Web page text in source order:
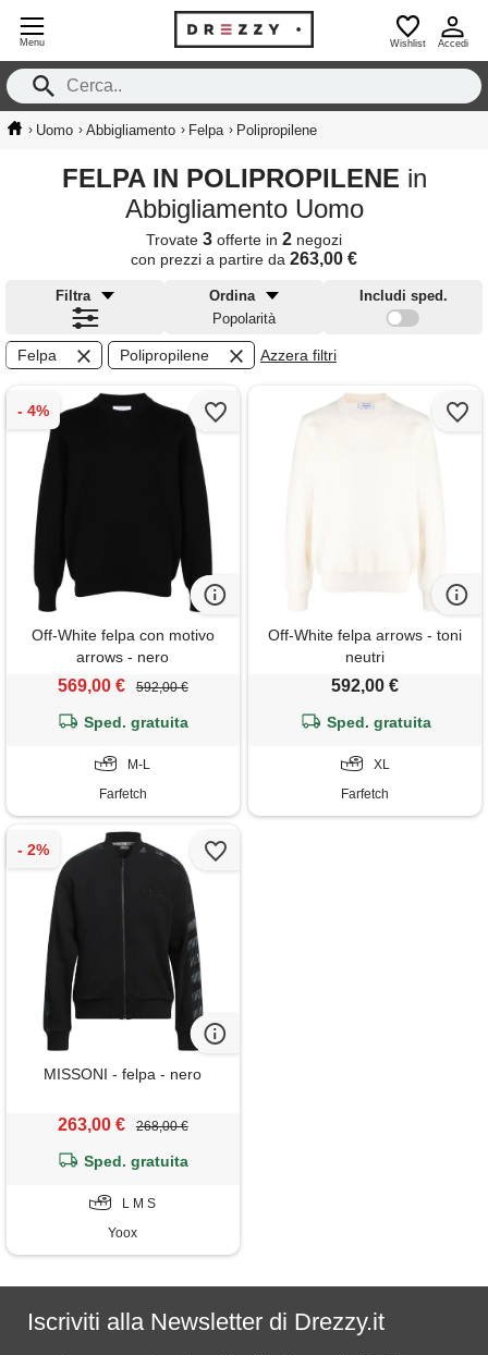
Menu Wishlist Accedi
› Uomo › Abbigliamento › Felpa › Polipropilene
FELPA IN POLIPROPILENE in
Abbigliamento Uomo
Trovate 3 offerte in 2 negozi
con prezzi a partire da 263,00 €
Filtra
Ordina
Popolarità
Includi sped.
Felpa Polipropilene Azzera filtri
Off-White felpa con motivo
arrows - nero
569,00 € 592,00 €
Sped. gratuita
M-L
Farfetch
Off-White felpa arrows - toni
neutri
592,00 €
Sped. gratuita
XL
Farfetch
MISSONI - felpa - nero
263,00 € 268,00 €
Sped. gratuita
L M S
Yoox
Iscriviti alla Newsletter di Drezzy.it